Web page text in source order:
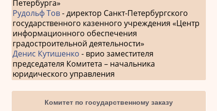
Петербурга»
Рудольф Тов- директор Санкт-Петербургского
государственного казенного учреждения «Центр
информационного обеспечения
градостроительной деятельности»
Денис Кутишенко - врио заместителя
председателя Комитета – начальника
юридического управления
Комитет по государственному заказу